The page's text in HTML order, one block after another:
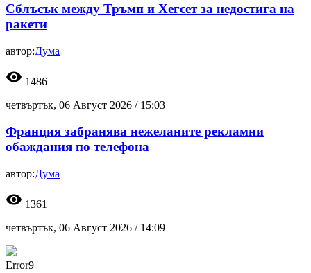
Сблъсък между Тръмп и Хегсет за недостига на
ракети
автор:Дума
visibility 1486
четвъртък, 06 Август 2026 / 15:03
Франция забранява нежеланите рекламни
обаждания по телефона
автор:Дума
visibility 1361
четвъртък, 06 Август 2026 / 14:09
Error9